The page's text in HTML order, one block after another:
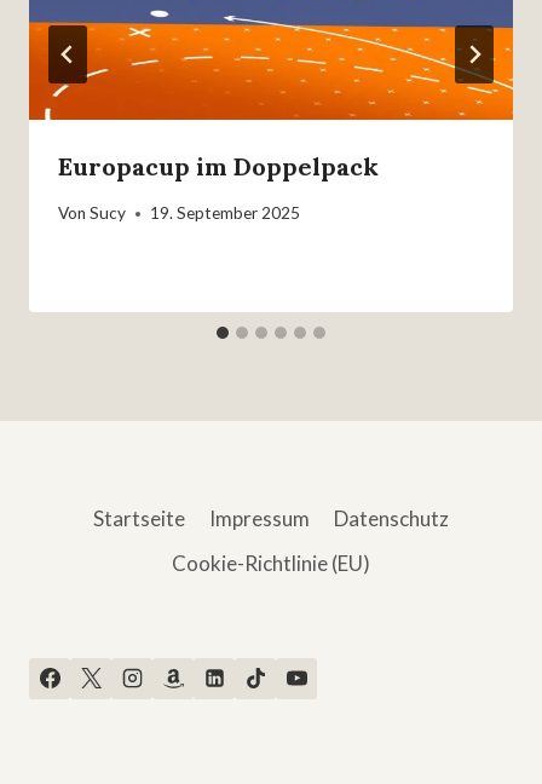
Europacup im Doppelpack
Von Sucy 19. September 2025
Startseite Impressum
Datenschutz
Cookie-Richtlinie (EU)